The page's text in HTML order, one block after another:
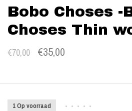
Bobo Choses -
Choses Thin
€70,00 €35,00
1 Op voorraad • • • • •